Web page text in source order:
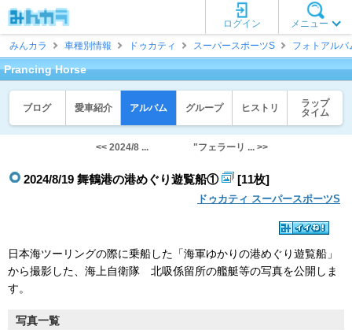
メニュー
ログイン
みんカラ
車種別情報 ドゥカティ スーパースポーツS フォトアルバ
Prancing Horse
ブログ 愛車紹介 アルバム グループ ヒストリ
ラップ
タイム
<< 2024/8 ... "フェラーリ ... >>
2024/8/19 舞鶴港の港めぐり遊覧船① [11枚]
ドゥカティ スーパースポーツS
日本海ツーリングの際に乗船した「海軍ゆかりの港めぐり遊覧船」
から撮影した、海上自衛隊 北吸係留所の艦艇等の写真を公開しま
す。
写真一覧